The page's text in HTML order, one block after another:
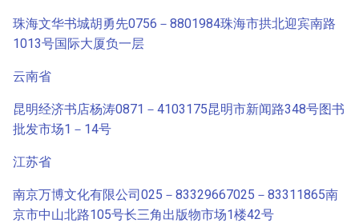
珠海文华书城胡勇先0756－8801984珠海市拱北迎宾南路
1013号国际大厦负一层
云南省
昆明经济书店杨涛0871－4103175昆明市新闻路348号图书
批发市场1－14号
江苏省
南京万博文化有限公司025－83329667025－83311865南
京市中山北路105号长三角出版物市场1楼42号